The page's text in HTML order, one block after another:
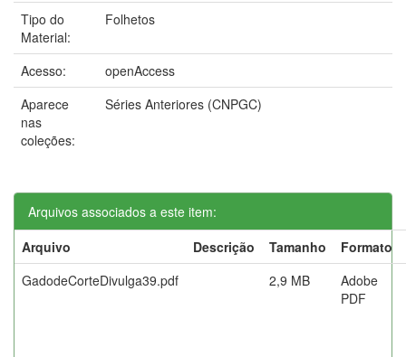
Tipo do
Material:
Folhetos
Acesso:
openAccess
Aparece
nas
coleções:
Séries Anteriores (CNPGC)
Arquivos associados a este item:
Arquivo
Descrição Tamanho
Formato
GadodeCorteDivulga39.pdf
2,9 MB
Adobe
PDF